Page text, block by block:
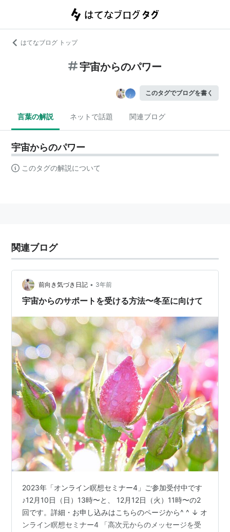
はてなブログ トップ
宇宙からのパワー
このタグでブログを書く
言葉の解説 ネットで話題 関連ブログ
宇宙からのパワー
このタグの解説について
関連ブログ
前向き気づき日記 • 3年前
宇宙からのサポートを受ける方法〜冬至に向けて
2023年「オンライン瞑想セミナー4」ご参加受付中です
♪12月10日（日）13時〜と、 12月12日（火）11時〜の2
回です。詳細・お申し込みはこちらのページから^ ^ ↓ オ
ンライン瞑想セミナー4 「高次元からのメッセージを受